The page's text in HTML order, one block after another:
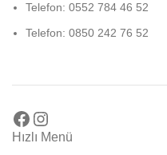
Telefon: 0552 784 46 52
Telefon: 0850 242 76 52
Hızlı Menü